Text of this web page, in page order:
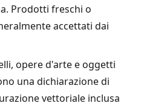
Prodotti freschi o
accettati dai
opere d'arte e oggetti
una dichiarazione di
vettoriale inclusa